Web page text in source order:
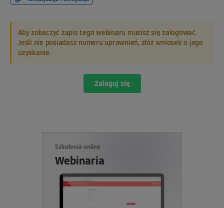
Aby zobaczyć zapis tego webinaru musisz się zalogować.
Jeśli nie posiadasz numeru uprawnień, złóż wniosek o jego
uzyskanie.
Zaloguj się
Szkolenia online
Webinaria